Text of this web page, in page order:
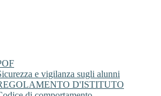
e vigilanza sugli alunni
D'ISTITUTO